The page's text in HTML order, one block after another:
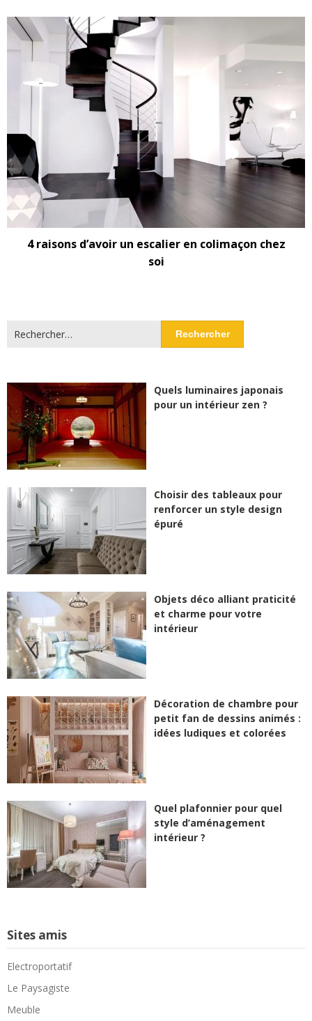
4 raisons d’avoir un escalier en colimaçon chez
soi
Rechercher :
Quels luminaires japonais
pour un intérieur zen ?
Choisir des tableaux pour
renforcer un style design
épuré
Objets déco alliant praticité
et charme pour votre
intérieur
Décoration de chambre pour
petit fan de dessins animés :
idées ludiques et colorées
Quel plafonnier pour quel
style d’aménagement
intérieur ?
Sites amis
Electroportatif
Le Paysagiste
Meuble